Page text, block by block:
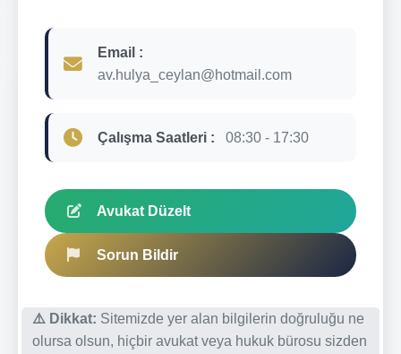
Email :
av.hulya_ceylan@hotmail.com
Çalışma Saatleri : 08:30 - 17:30
Avukat Düzelt
Sorun Bildir
⚠️ Dikkat: Sitemizde yer alan bilgilerin doğruluğu ne
olursa olsun, hiçbir avukat veya hukuk bürosu sizden